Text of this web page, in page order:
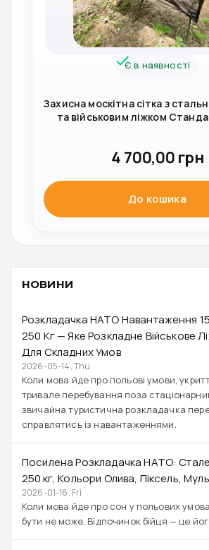
Є в наявності
Захисна москітна сітка з
та військовим ліжком
4 700,00 грн
До кошика
НОВИНИ
Розкладачка НАТО Навантаження
250 Кг — Яке Розкладне Військове
Для Складних Умов
2026-05-14, Thu
Коли мова йде про польові умови,
тривале перебування поза
звичайна туристична розкладачка
справлятись із навантаженнями.
Посилена Розкладачка НАТО:
250 Кг, Кольори Олива, Піксель,
2026-01-16, Fri
Коли мова йде про сон у польових
бути не може. Відпочинок бійця — це